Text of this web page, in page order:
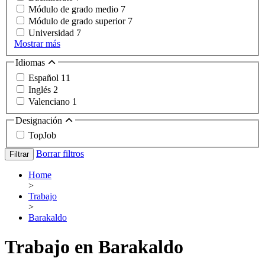
Módulo de grado medio 7
Módulo de grado superior 7
Universidad 7
Mostrar más
Idiomas
Español 11
Inglés 2
Valenciano 1
Designación
TopJob
Filtrar Borrar filtros
Home
>
Trabajo
>
Barakaldo
Trabajo en Barakaldo